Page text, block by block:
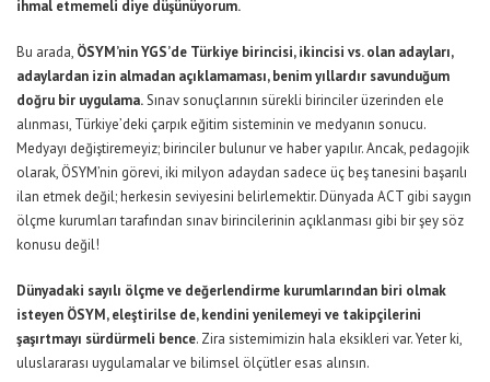
ihmal etmemeli diye düşünüyorum.
Bu arada, ÖSYM’nin YGS’de Türkiye birincisi, ikincisi vs. olan adayları,
adaylardan izin almadan açıklamaması, benim yıllardır savunduğum
doğru bir uygulama.Sınav sonuçlarının sürekli birinciler üzerinden ele
alınması, Türkiye’deki çarpık eğitim sisteminin ve medyanın sonucu.
Medyayı değiştiremeyiz; birinciler bulunur ve haber yapılır. Ancak, pedagojik
olarak, ÖSYM’nin görevi, iki milyon adaydan sadece üç beş tanesini başarılı
ilan etmek değil; herkesin seviyesini belirlemektir. Dünyada ACT gibi saygın
ölçme kurumları tarafından sınav birincilerinin açıklanması gibi bir şey söz
konusu değil!
Dünyadaki sayılı ölçme ve değerlendirme kurumlarından biri olmak
isteyen ÖSYM, eleştirilse de, kendini yenilemeyi ve takipçilerini
şaşırtmayı sürdürmeli bence. Zira sistemimizin hala eksikleri var. Yeter ki,
uluslararası uygulamalar ve bilimsel ölçütler esas alınsın.